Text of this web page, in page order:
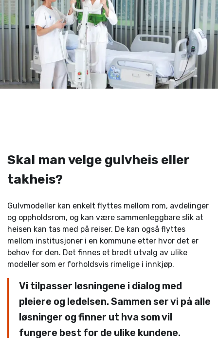
Skal man velge gulvheis eller
takheis?
Gulvmodeller kan enkelt flyttes mellom rom, avdelinger
og oppholdsrom, og kan være sammenleggbare slik at
heisen kan tas med på reiser. De kan også flyttes
mellom institusjoner i en kommune etter hvor det er
behov for den. Det finnes et bredt utvalg av ulike
modeller som er forholdsvis rimelige i innkjøp.
Vi tilpasser løsningene i dialog med
pleiere og ledelsen. Sammen ser vi på alle
løsninger og finner ut hva som vil
fungere best for de ulike kundene.